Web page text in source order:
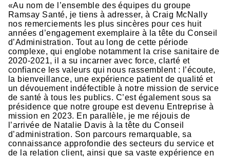
«Au nom de l’ensemble des équipes du groupe
Ramsay Santé, je tiens à adresser, à Craig McNally
nos remerciements les plus sincères pour ces huit
années d’engagement exemplaire à la tête du Conseil
d’Administration. Tout au long de cette période
complexe, qui englobe notamment la crise sanitaire de
2020-2021, il a su incarner avec force, clarté et
confiance les valeurs qui nous rassemblent : l’écoute,
la bienveillance, une expérience patient de qualité et
un dévouement indéfectible à notre mission de service
de santé à tous les publics. C’est également sous sa
présidence que notre groupe est devenu Entreprise à
mission en 2023. En parallèle, je me réjouis de
l’arrivée de Natalie Davis à la tête du Conseil
d’administration. Son parcours remarquable, sa
connaissance approfondie des secteurs du service et
de la relation client, ainsi que sa vaste expérience en